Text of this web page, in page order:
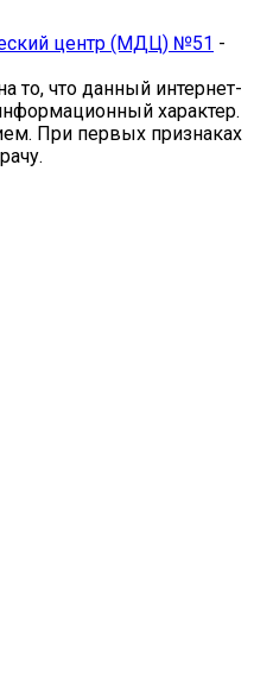
центр (МДЦ) №51 -
что данный интернет-
характер.
При первых признаках